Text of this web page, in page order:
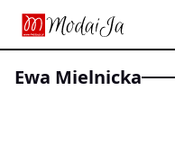
Ewa Mielnicka